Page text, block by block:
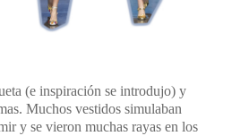
(e inspiración se introdujo) y
Muchos vestidos simulaban
y se vieron muchas rayas en los